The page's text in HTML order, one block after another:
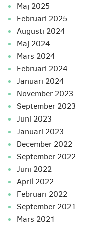
maj 2025
februari 2025
augusti 2024
maj 2024
mars 2024
februari 2024
januari 2024
november 2023
september 2023
juni 2023
januari 2023
december 2022
september 2022
juni 2022
april 2022
februari 2022
september 2021
mars 2021